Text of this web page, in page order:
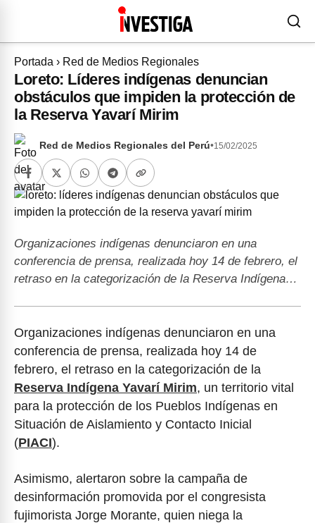
Portada › Red de Medios Regionales
Loreto: Líderes indígenas denuncian
obstáculos que impiden la protección de
la Reserva Yavarí Mirim
Red de Medios Regionales del Perú•15/02/2025
Organizaciones indígenas denunciaron en una
conferencia de prensa, realizada hoy 14 de febrero, el
retraso en la categorización de la Reserva Indígena…
Organizaciones indígenas denunciaron en una
conferencia de prensa, realizada hoy 14 de
febrero, el retraso en la categorización de la
Reserva Indígena Yavarí Mirim, un territorio vital
para la protección de los Pueblos Indígenas en
Situación de Aislamiento y Contacto Inicial
(PIACI).
Asimismo, alertaron sobre la campaña de
desinformación promovida por el congresista
fujimorista Jorge Morante, quien niega la